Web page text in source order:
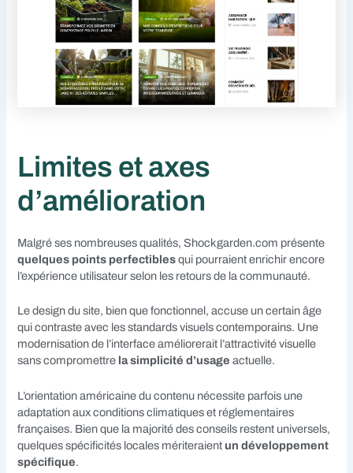
Limites et axes
d’amélioration
Malgré ses nombreuses qualités, Shockgarden.com présente
quelques points perfectiblesqui pourraient enrichir encore
l’expérience utilisateur selon les retours de la communauté.
Le design du site, bien que fonctionnel, accuse un certain âge
qui contraste avec les standards visuels contemporains. Une
modernisation de l’interface améliorerait l’attractivité visuelle
sans compromettre la simplicité d’usage actuelle.
L’orientation américaine du contenu nécessite parfois une
adaptation aux conditions climatiques et réglementaires
françaises. Bien que la majorité des conseils restent universels,
quelques spécificités locales mériteraient un développement
spécifique.